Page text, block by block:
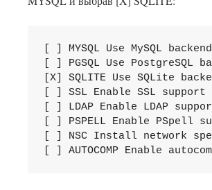
[ ] MYSQL Use MySQL backend
[ ] PGSQL Use PostgreSQL
[X] SQLITE Use SQLite
[ ] SSL Enable SSL
[ ] LDAP Enable LDAP
[ ] PSPELL Enable PSpell
[ ] NSC Install network
[ ] AUTOCOMP Enable